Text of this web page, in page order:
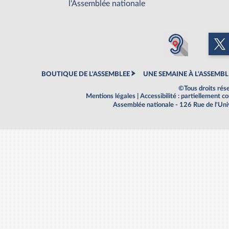
l'Assemblée nationale
BOUTIQUE DE L'ASSEMBLEE UNE SEMAINE À
©Tous droits
Mentions légales
Accessibilité : partiellement
Assemblée nationale - 126 Rue de